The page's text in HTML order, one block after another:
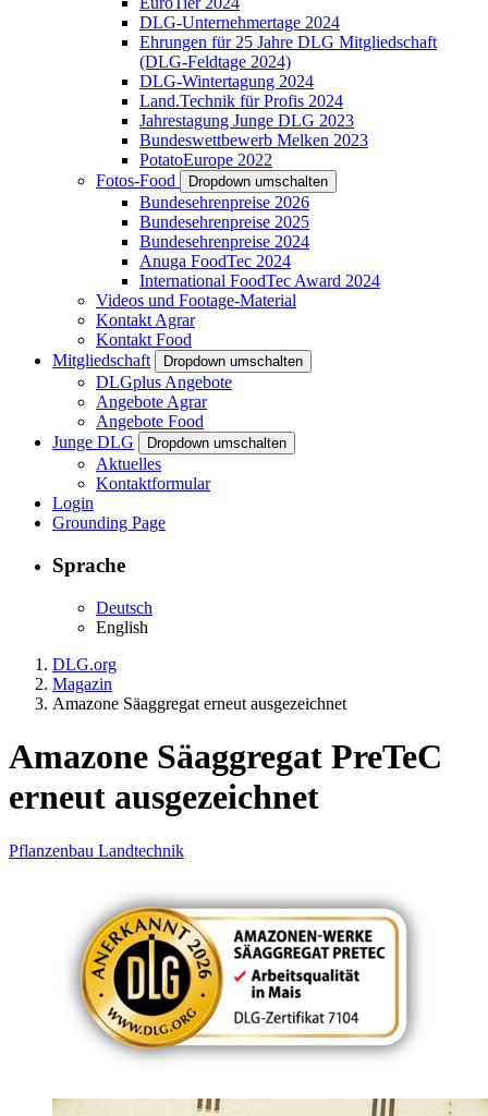
DLG-Unternehmertage 2024
Ehrungen für 25 Jahre DLG Mitgliedschaft
(DLG-Feldtage 2024)
DLG-Wintertagung 2024
Land.Technik für Profis 2024
Jahrestagung Junge DLG 2023
Bundeswettbewerb Melken 2023
PotatoEurope 2022
Fotos-Food
Dropdown umschalten
Bundesehrenpreise 2026
Bundesehrenpreise 2025
Bundesehrenpreise 2024
Anuga FoodTec 2024
International FoodTec Award 2024
Videos und Footage-Material
Kontakt Agrar
Kontakt Food
Mitgliedschaft
Dropdown umschalten
DLGplus Angebote
Angebote Agrar
Angebote Food
Junge DLG
Dropdown umschalten
Aktuelles
Kontaktformular
Login
Grounding Page
Sprache
Deutsch
English
DLG.org
Magazin
Amazone Säaggregat erneut ausgezeichnet
Amazone Säaggregat PreTeC
erneut ausgezeichnet
Pflanzenbau Landtechnik